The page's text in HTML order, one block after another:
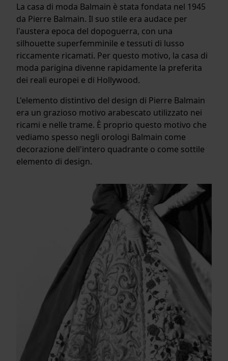
La casa di moda Balmain è stata fondata nel 1945
da Pierre Balmain. Il suo stile era audace per
l'austera epoca del dopoguerra, con una
silhouette superfemminile e tessuti di lusso
riccamente ricamati. Per questo motivo, la casa di
moda parigina divenne rapidamente la preferita
dei reali europei e di Hollywood.
L'elemento distintivo del design di Pierre Balmain
era un grazioso motivo arabescato utilizzato nei
ricami e nelle trame. È proprio questo motivo che
vediamo spesso negli orologi Balmain come
decorazione dell'intero quadrante o come sottile
elemento di design.